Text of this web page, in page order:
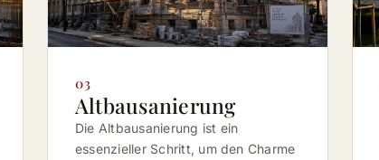
03
Altbausanierung
Die Altbausanierung ist ein
essenzieller Schritt, um den Charme